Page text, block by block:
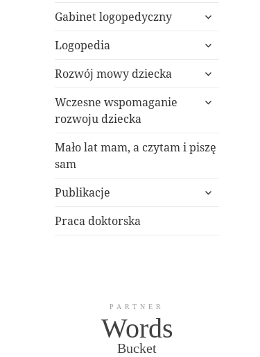
DIALOG
Gabinet logopedyczny
rozwiń
potomne
Logopedia
rozwiń
potomne
Rozwój mowy dziecka
rozwiń
potomne
Wczesne wspomaganie
rozwoju dziecka
rozwiń
Mało lat mam, a czytam i piszę
sam
Publikacje
rozwiń
Praca doktorska
PARTNER
Words
Bucket